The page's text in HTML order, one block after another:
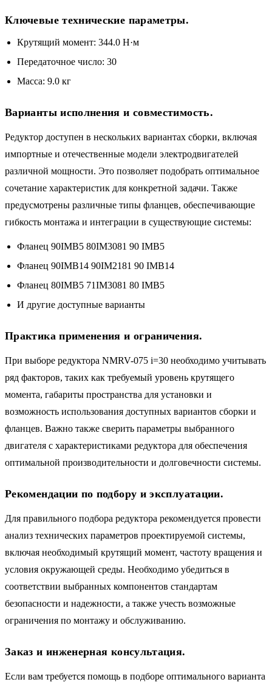
Ключевые технические параметры.
Крутящий момент: 344.0 Н·м
Передаточное число: 30
Масса: 9.0 кг
Варианты исполнения и совместимость.
Редуктор доступен в нескольких вариантах сборки, включая
импортные и отечественные модели электродвигателей
различной мощности. Это позволяет подобрать оптимальное
сочетание характеристик для конкретной задачи. Также
предусмотрены различные типы фланцев, обеспечивающие
гибкость монтажа и интеграции в существующие системы:
Фланец 90IMB5 80IM3081 90 IMB5
Фланец 90IMB14 90IM2181 90 IMB14
Фланец 80IMB5 71IM3081 80 IMB5
И другие доступные варианты
Практика применения и ограничения.
При выборе редуктора NMRV-075 i=30 необходимо учитывать
ряд факторов, таких как требуемый уровень крутящего
момента, габариты пространства для установки и
возможность использования доступных вариантов сборки и
фланцев. Важно также сверить параметры выбранного
двигателя с характеристиками редуктора для обеспечения
оптимальной производительности и долговечности системы.
Рекомендации по подбору и эксплуатации.
Для правильного подбора редуктора рекомендуется провести
анализ технических параметров проектируемой системы,
включая необходимый крутящий момент, частоту вращения и
условия окружающей среды. Необходимо убедиться в
соответствии выбранных компонентов стандартам
безопасности и надежности, а также учесть возможные
ограничения по монтажу и обслуживанию.
Заказ и инженерная консультация.
Если вам требуется помощь в подборе оптимального варианта